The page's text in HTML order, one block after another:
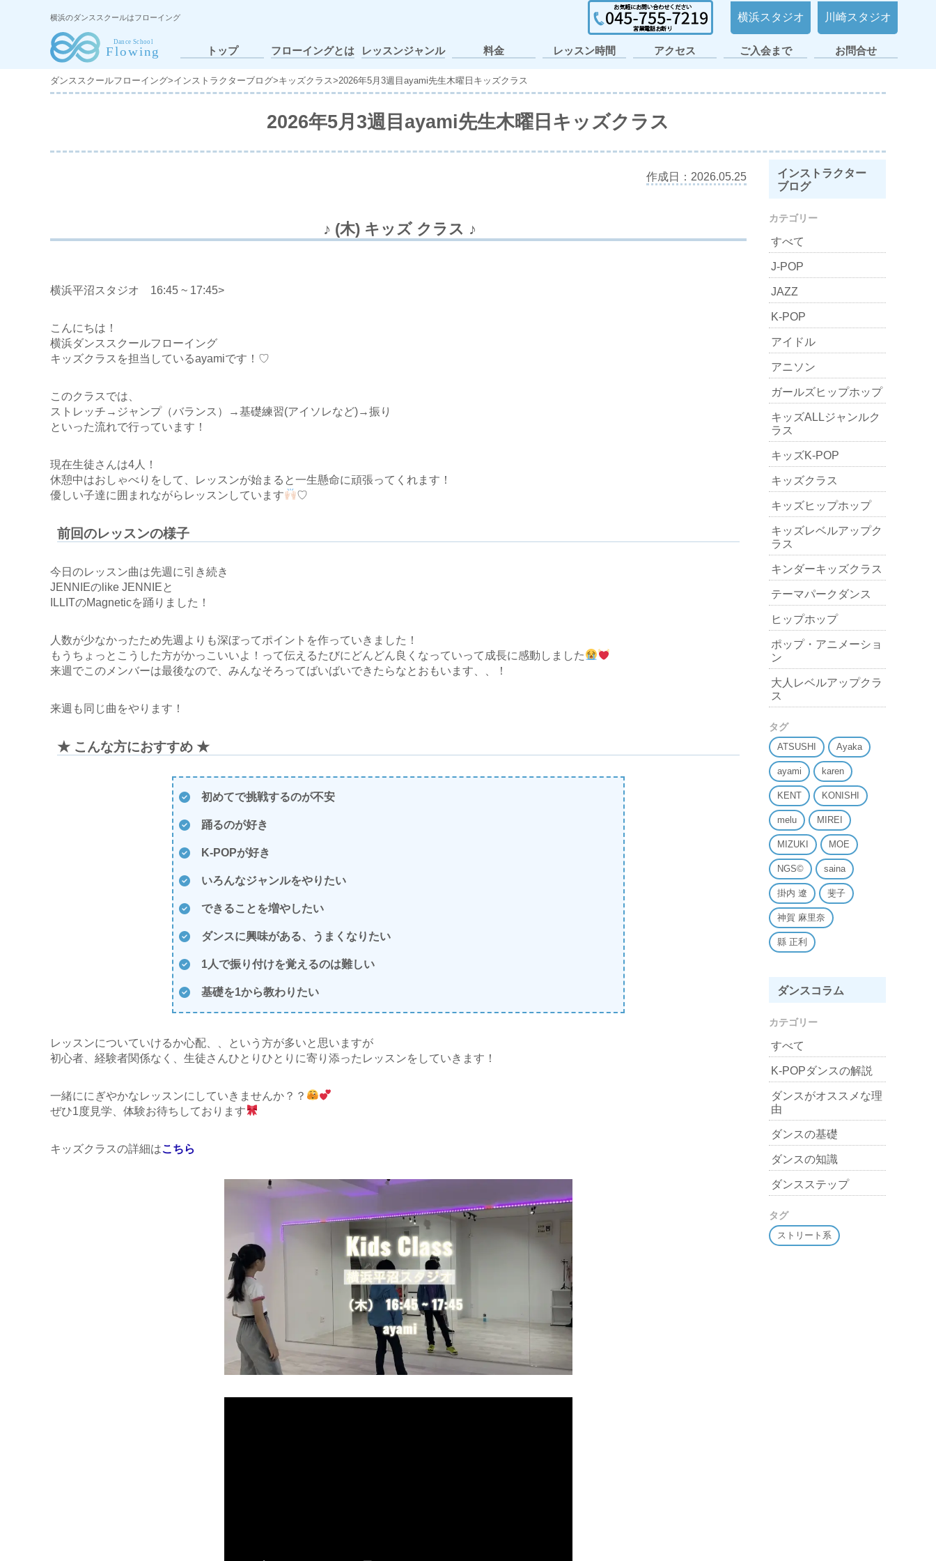
横浜のダンススクールはフローイング 横浜スタジオ 川崎スタジオ
トップ フローイングとは
レッスンジャンル
ップ
ション
張レッスン
料金 レッスン時間
アクセス
ご入会まで お問合せ
ダンススクールフローイング>インストラクターブログ>キッズクラス>2026年5月3週目ayami先生木曜日キッズクラス
2026年5月3週目ayami先生木曜日キッズクラス
作成日：2026.05.25
♪ (木) キッズ クラス ♪
横浜平沼スタジオ 16:45 ~ 17:45>
こんにちは！
横浜ダンススクールフローイング
キッズクラスを担当しているayamiです！♡
このクラスでは、
ストレッチ→ジャンプ（バランス）→基礎練習(アイソレなど)→振り
といった流れで行っています！
現在生徒さんは4人！
休憩中はおしゃべりをして、レッスンが始まると一生懸命に頑張ってくれます！
優しい子達に囲まれながらレッスンしています
♡
前回のレッスンの様子
今日のレッスン曲は先週に引き続き
JENNIEのlike JENNIEと
ILLITのMagneticを踊りました！
人数が少なかったため先週よりも深ぼってポイントを作っていきました！
もうちょっとこうした方がかっこいいよ！って伝えるたびにどんどん良くなっていって成長に感動しました
来週でこのメンバーは最後なので、みんなそろってばいばいできたらなとおもいます、、！
来週も同じ曲をやります！
★ こんな方におすすめ ★
初めてで挑戦するのが不安
踊るのが好き
K-POPが好き
いろんなジャンルをやりたい
できることを増やしたい
ダンスに興味がある、うまくなりたい
1人で振り付けを覚えるのは難しい
基礎を1から教わりたい
レッスンについていけるか心配、、という方が多いと思いますが
初心者、経験者関係なく、生徒さんひとりひとりに寄り添ったレッスンをしていきます！
一緒ににぎやかなレッスンにしていきませんか？？
ぜひ1度見学、体験お待ちしております
キッズクラスの詳細はこちら
インストラクター
ブログ
カテゴリー
すべて
J-POP
JAZZ
K-POP
アイドル
アニソン
ガールズヒップホップ
キッズALLジャンルク
ラス
キッズK-POP
キッズクラス
キッズヒップホップ
キッズレベルアップク
ラス
キンダーキッズクラス
テーマパークダンス
ヒップホップ
ポップ・アニメーショ
ン
大人レベルアップクラ
ス
タグ
ATSUSHI Ayaka
ayami karen
KENT KONISHI
melu MIREI
MIZUKI MOE
NGS© saina
掛内 遼 斐子
神賀 麻里奈
縣 正利
ダンスコラム
カテゴリー
すべて
K-POPダンスの解説
ダンスがオススメな理
由
ダンスの基礎
ダンスの知識
ダンスステップ
タグ
ストリート系